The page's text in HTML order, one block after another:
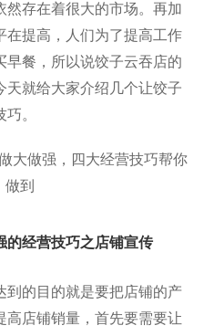
然存在着很大的市场。再加
在提高，人们为了提高工作
早餐，所以说饺子云吞店的
天就给大家介绍几个让饺子
。
的经营技巧之店铺宣传
到的目的就是要把店铺的产
高店铺销量，首先要需要让